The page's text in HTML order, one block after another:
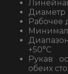
Диаметр
Рабочее
+50°С
Рукав
обеих